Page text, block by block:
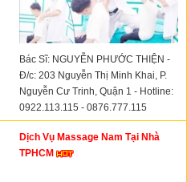
Bác Sĩ: NGUYỄN PHƯỚC THIỆN -
Đ/c: 203 Nguyễn Thị Minh Khai, P.
Nguyễn Cư Trinh, Quận 1 - Hotline:
0922.113.115 - 0876.777.115
Dịch Vụ Massage Nam Tại Nhà
TPHCM